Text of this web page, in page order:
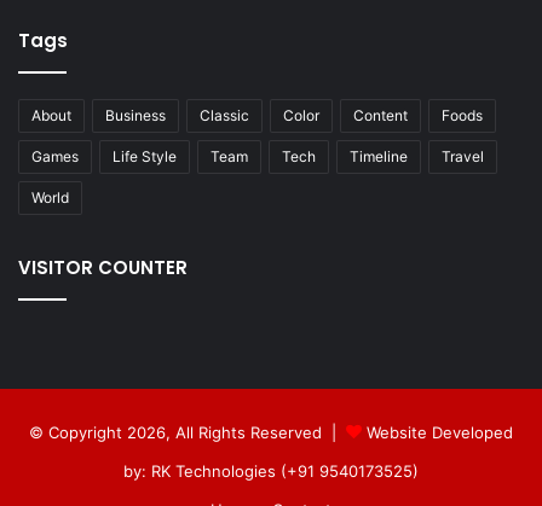
Tags
About Business Classic Color Content Foods
Games Life Style Team Tech Timeline Travel
World
VISITOR COUNTER
© Copyright 2026, All Rights Reserved |
Website Developed
by: RK Technologies (+91 9540173525)